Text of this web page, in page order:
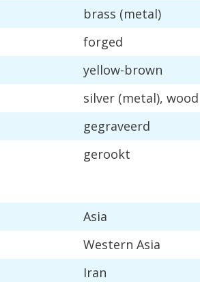
brass (metal)
forged
yellow-brown
silver (metal), wood
gegraveerd
gerookt
Asia
Western Asia
Iran